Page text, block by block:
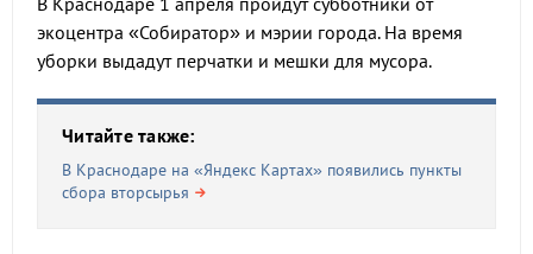
экоцентра «Собиратор» и мэрии города. На время
уборки выдадут перчатки и мешки для мусора.
Читайте также:
В Краснодаре на «Яндекс Картах» появились пункты
сбора вторсырья